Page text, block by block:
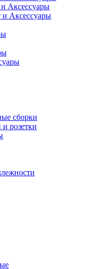
Аксессуары
и Аксессуары
сборки
розетки